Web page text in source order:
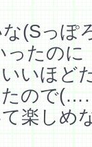
(Sっぽ
ったのに
いほど
たので
楽しめ